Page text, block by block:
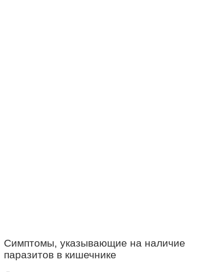
Симптомы, указывающие на наличие
паразитов в кишечнике